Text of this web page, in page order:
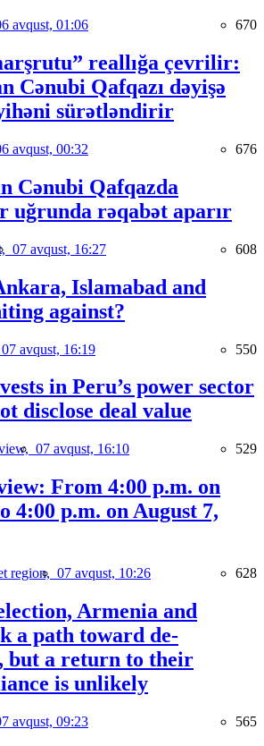
avqust, 01:06 670
reallığa çevrilir:
Cənubi Qafqazı dəyişə
sürətləndirir
avqust, 00:32 676
Cənubi Qafqazda
uğrunda rəqabət aparır
07 avqust, 16:27 608
Islamabad and
against?
07 avqust, 16:19 550
in Peru’s power sector
disclose deal value
07 avqust, 16:10 529
From 4:00 p.m. on
4:00 p.m. on August 7,
region, 07 avqust, 10:26 628
Armenia and
a path toward de-
but a return to their
is unlikely
avqust, 09:23 565